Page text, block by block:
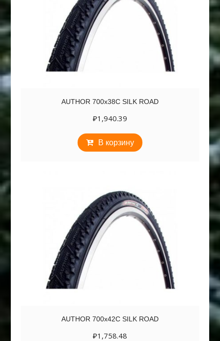
AUTHOR 700х38C SILK ROAD
₽1,940.39
В корзину
AUTHOR 700х42C SILK ROAD
₽1,758.48